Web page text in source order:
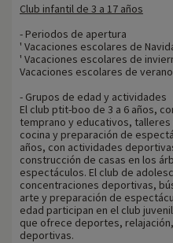
Club infantil de 3 a 17 años
- Periodos de apertura
' Vacaciones escolares de
' Vacaciones escolares de
Vacaciones escolares de verano
- Grupos de edad y actividades
El club ptit-boo de 3 a 6 años,
temprano y educativos,
cocina y preparación de
años, con actividades
construcción de casas en los
espectáculos. El club de
concentraciones deportivas,
arte y preparación de
edad participan en el club
que ofrece deportes,
deportivas.